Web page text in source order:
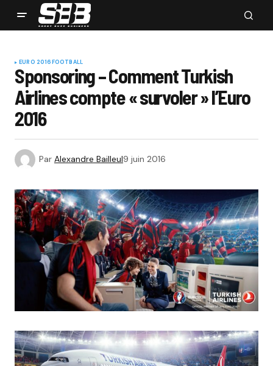
EURO 2016FOOTBALL
Sponsoring – Comment Turkish
Airlines compte « survoler » l’Euro
2016
Par Alexandre Bailleul9 juin 2016